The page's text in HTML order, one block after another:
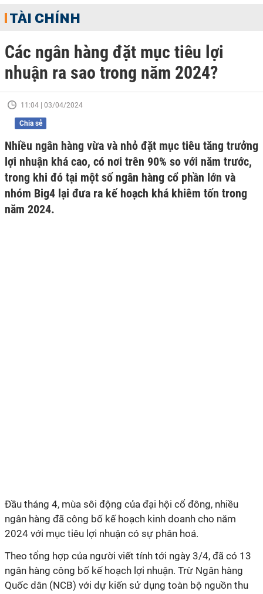
TÀI CHÍNH
Các ngân hàng đặt mục tiêu lợi
nhuận ra sao trong năm 2024?
11:04 | 03/04/2024
Chia sẻ
Nhiều ngân hàng vừa và nhỏ đặt mục tiêu tăng trưởng
lợi nhuận khá cao, có nơi trên 90% so với năm trước,
trong khi đó tại một số ngân hàng cổ phần lớn và
nhóm Big4 lại đưa ra kế hoạch khá khiêm tốn trong
năm 2024.
Đầu tháng 4, mùa sôi động của đại hội cổ đông, nhiều
ngân hàng đã công bố kế hoạch kinh doanh cho năm
2024 với mục tiêu lợi nhuận có sự phân hoá.
Theo tổng hợp của người viết tính tới ngày 3/4, đã có 13
ngân hàng công bố kế hoạch lợi nhuận. Trừ Ngân hàng
Quốc dân (NCB) với dự kiến sử dụng toàn bộ nguồn thu